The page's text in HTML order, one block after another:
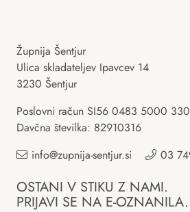
Župnija Šentjur
Ulica skladateljev Ipavcev 14
3230 Šentjur
Poslovni račun SI56 0483 5000
Davčna številka: 82910316
info@zupnija-sentjur.si
03
OSTANI V STIKU Z NAMI.
PRIJAVI SE NA E-OZNANILA.